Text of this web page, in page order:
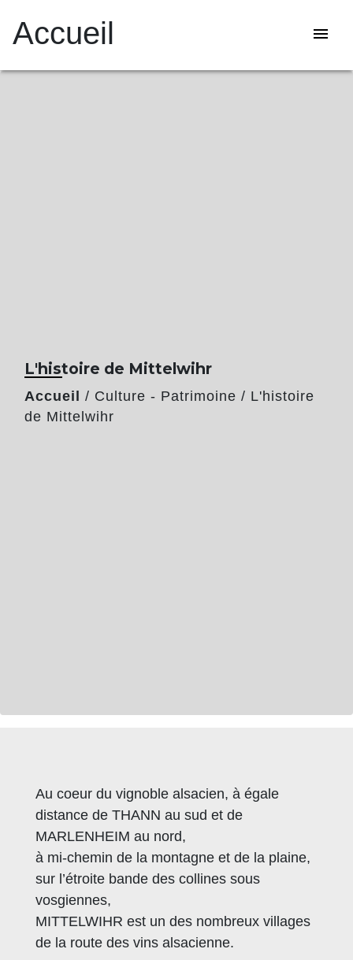
Accueil menu
L'histoire de Mittelwihr
Accueil / Culture - Patrimoine / L'histoire
de Mittelwihr
Au coeur du vignoble alsacien, à égale
distance de THANN au sud et de
MARLENHEIM au nord,
à mi-chemin de la montagne et de la plaine,
sur l’étroite bande des collines sous
vosgiennes,
MITTELWIHR est un des nombreux villages
de la route des vins alsacienne.